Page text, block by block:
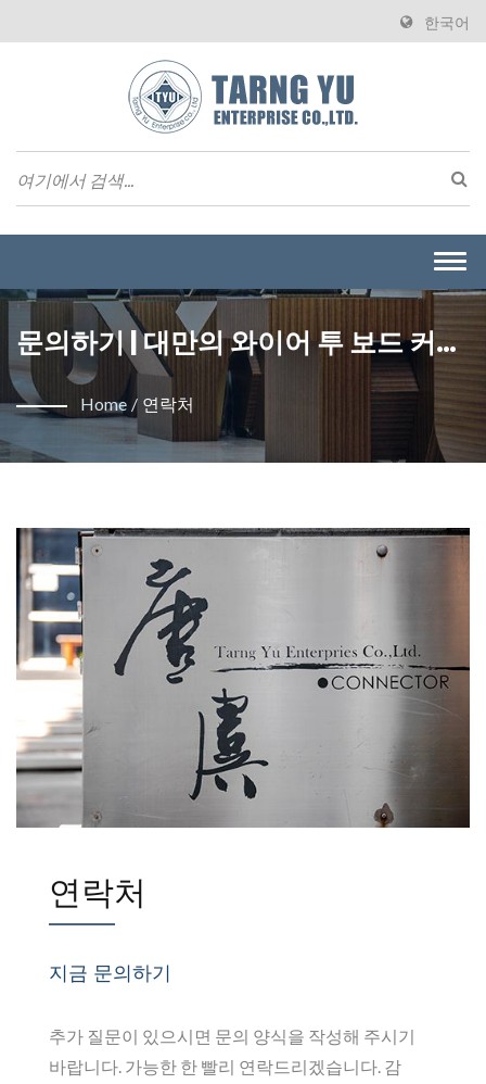
한국어
문의하기 | 대만의 와이어 투 보드 커넥
터 제조업체 | Tarng Yu Enterprise
(TYU)
Home / 연락처
연락처
지금 문의하기
추가 질문이 있으시면 문의 양식을 작성해 주시기
바랍니다. 가능한 한 빨리 연락드리겠습니다. 감